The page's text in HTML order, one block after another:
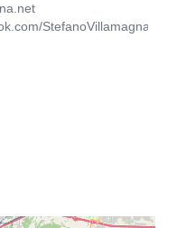
StefanoVillamagna#!/